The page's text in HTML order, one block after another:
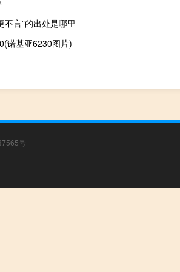
不言”的出处是哪里
诺基亚6230图片)
号